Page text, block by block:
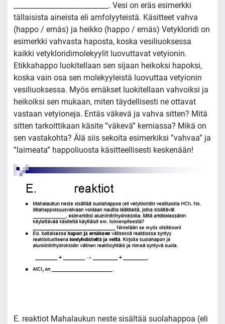
___________________________. Vesi on eräs esimerkki
tällaisista aineista eli amfolyyteistä. Käsitteet vahva
(happo / emäs) ja heikko (happo / emäs) Vetykloridi on
esimerkki vahvasta haposta, koska vesiliuoksessa
kaikki vetykloridimolekyylit luovuttavat vetyionin.
Etikkahappo luokitellaan sen sijaan heikoksi hapoksi,
koska vain osa sen molekyyleistä luovuttaa vetyionin
vesiliuoksessa. Myös emäkset luokitellaan vahvoiksi ja
heikoiksi sen mukaan, miten täydellisesti ne ottavat
vastaan vetyioneja. Entäs väkevä ja vahva sitten? Mitä
sitten tarkoittikaan käsite ”väkevä” kemiassa? Mikä on
sen vastakohta? Älä siis sekoita esimerkiksi ”vahvaa” ja
”laimeata” happoliuosta käsitteellisesti keskenään!
E. reaktiot Mahalaukun neste sisältää suolahappoa (eli